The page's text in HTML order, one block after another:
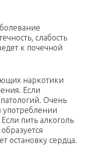
слабость
к почечной
наркотики
Если
Очень
употреблении
пить алкоголь
остановку сердца.